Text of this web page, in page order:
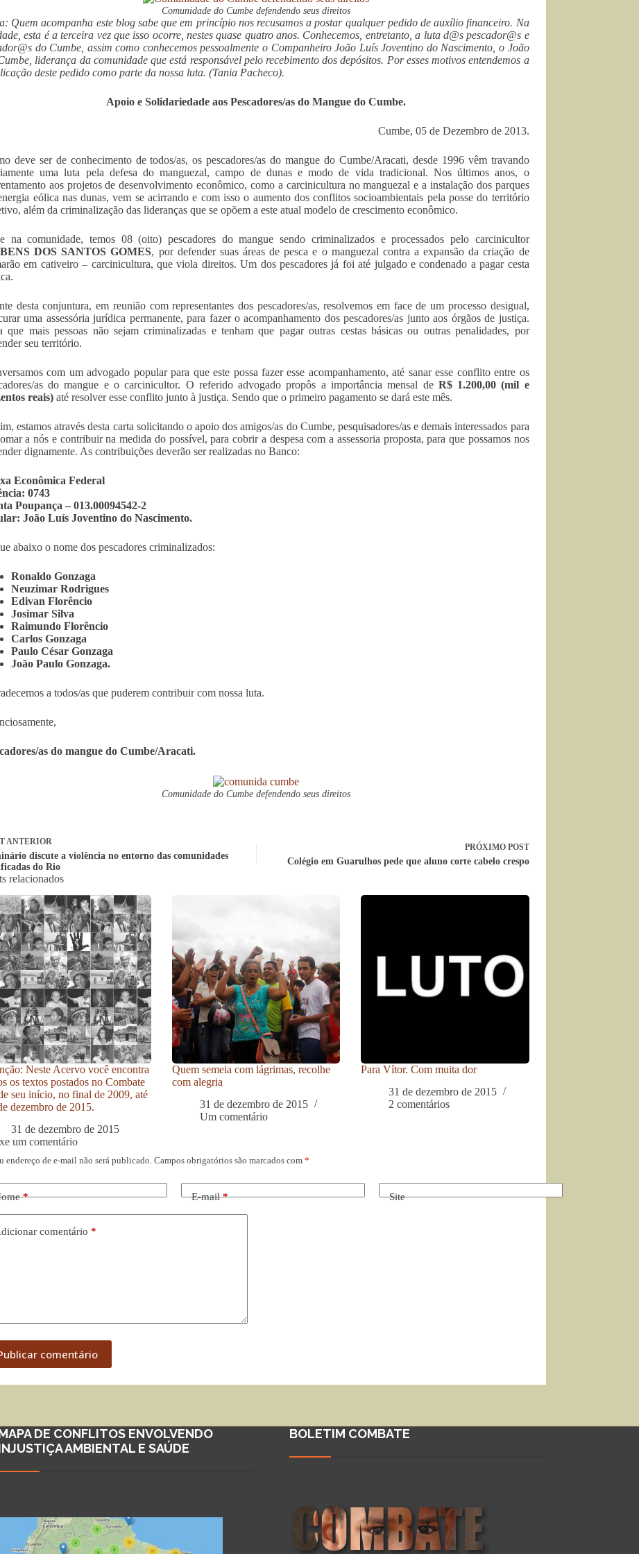
Comunidade do Cumbe defendendo seus direitos
Quem acompanha este blog sabe que em princípio nos recusamos a postar qualquer pedido de auxílio financeiro. Na
esta é a terceira vez que isso ocorre, nestes quase quatro anos. Conhecemos, entretanto, a luta d@s pescador@s e
do Cumbe, assim como conhecemos pessoalmente o Companheiro João Luís Joventino do Nascimento, o João
liderança da comunidade que está responsável pelo recebimento dos depósitos. Por esses motivos entendemos a
deste pedido como parte da nossa luta. (Tania Pacheco).
Apoio e Solidariedade aos Pescadores/as do Mangue do Cumbe.
Cumbe, 05 de Dezembro de 2013.
deve ser de conhecimento de todos/as, os pescadores/as do mangue do Cumbe/Aracati, desde 1996 vêm travando
uma luta pela defesa do manguezal, campo de dunas e modo de vida tradicional. Nos últimos anos, o
aos projetos de desenvolvimento econômico, como a carcinicultura no manguezal e a instalação dos parques
eólica nas dunas, vem se acirrando e com isso o aumento dos conflitos socioambientais pela posse do território
além da criminalização das lideranças que se opõem a este atual modelo de crescimento econômico.
na comunidade, temos 08 (oito) pescadores do mangue sendo criminalizados e processados pelo carcinicultor
DOS SANTOS GOMES, por defender suas áreas de pesca e o manguezal contra a expansão da criação de
em cativeiro – carcinicultura, que viola direitos. Um dos pescadores já foi até julgado e condenado a pagar cesta
desta conjuntura, em reunião com representantes dos pescadores/as, resolvemos em face de um processo desigual,
uma assessória jurídica permanente, para fazer o acompanhamento dos pescadores/as junto aos órgãos de justiça.
que mais pessoas não sejam criminalizadas e tenham que pagar outras cestas básicas ou outras penalidades, por
seu território.
com um advogado popular para que este possa fazer esse acompanhamento, até sanar esse conflito entre os
as do mangue e o carcinicultor. O referido advogado propôs a importância mensal de R$ 1.200,00 (mil e
reais)até resolver esse conflito junto à justiça. Sendo que o primeiro pagamento se dará este mês.
estamos através desta carta solicitando o apoio dos amigos/as do Cumbe, pesquisadores/as e demais interessados para
a nós e contribuir na medida do possível, para cobrir a despesa com a assessoria proposta, para que possamos nos
dignamente. As contribuições deverão ser realizadas no Banco:
Econômica Federal
0743
Poupança – 013.00094542-2
João Luís Joventino do Nascimento.
abaixo o nome dos pescadores criminalizados:
Ronaldo Gonzaga
Neuzimar Rodrigues
Edivan Florêncio
Josimar Silva
Raimundo Florêncio
Carlos Gonzaga
Paulo César Gonzaga
João Paulo Gonzaga.
a todos/as que puderem contribuir com nossa luta.
as do mangue do Cumbe/Aracati.
Comunidade do Cumbe defendendo seus direitos
ANTERIOR
discute a violência no entorno das comunidades
do Rio
PRÓXIMO POST
Colégio em Guarulhos pede que aluno corte cabelo crespo
relacionados
Neste Acervo você encontra
os textos postados no Combate
seu início, no final de 2009, até
dezembro de 2015.
31 de dezembro de 2015
Quem semeia com lágrimas, recolhe
com alegria
31 de dezembro de 2015
Um comentário
Para Vítor. Com muita dor
31 de dezembro de 2015
2 comentários
um comentário
endereço de e-mail não será publicado. Campos obrigatórios são marcados com *
* E-mail* Site
comentário *
comentário
DE CONFLITOS ENVOLVENDO
AMBIENTAL E SAÚDE
BOLETIM COMBATE